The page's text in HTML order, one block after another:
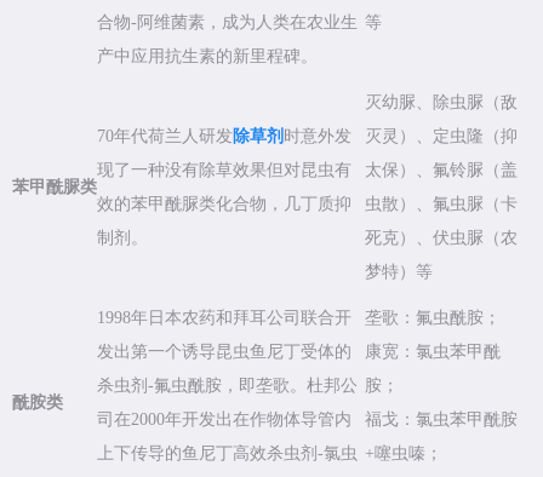
合物-阿维菌素，成为人类在农业生
产中应用抗生素的新里程碑。
等
苯甲酰脲类
70年代荷兰人研发 除草剂 时意外发
现了一种没有除草效果但对昆虫有
效的苯甲酰脲类化合物，几丁质抑
制剂。
灭幼脲、除虫脲（敌
灭灵）、定虫隆（抑
太保）、氟铃脲（盖
虫散）、氟虫脲（卡
死克）、伏虫脲（农
梦特）等
酰胺类
1998年日本农药和拜耳公司联合开
发出第一个诱导昆虫鱼尼丁受体的
杀虫剂-氟虫酰胺，即垄歌。杜邦公
司在2000年开发出在作物体导管内
上下传导的鱼尼丁高效杀虫剂-氯虫
垄歌：氟虫酰胺；
康宽：氯虫苯甲酰
胺；
福戈：氯虫苯甲酰胺
+噻虫嗪；